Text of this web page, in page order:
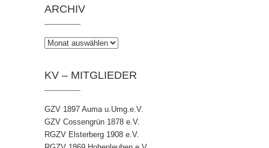
ARCHIV
Archiv
KV – MITGLIEDER
GZV 1897 Auma u.Umg.e.V.
GZV Cossengrün 1878 e.V.
RGZV Elsterberg 1908 e.V.